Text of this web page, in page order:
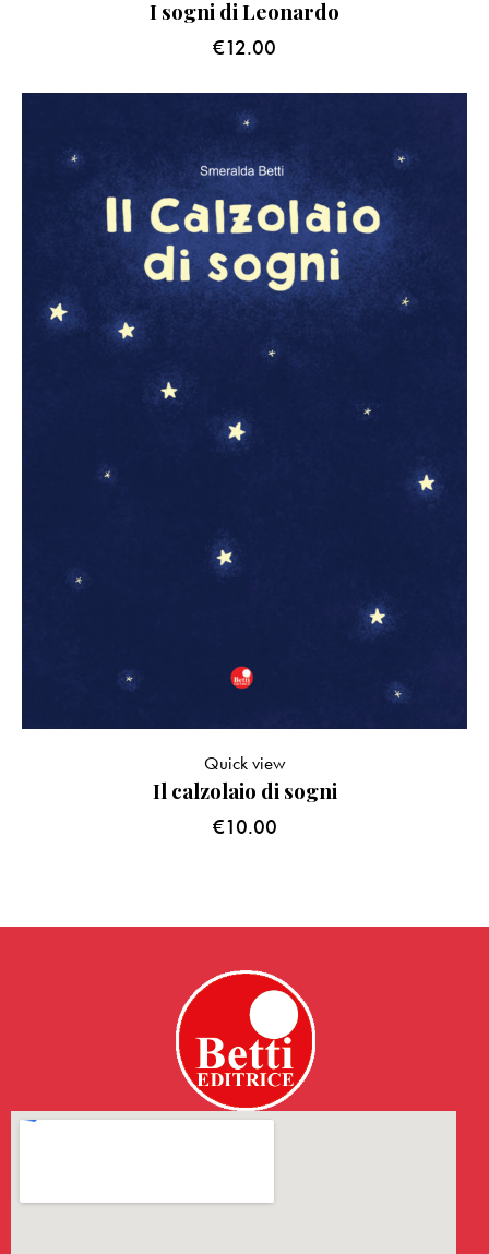
I sogni di Leonardo
€12.00
Il calzolaio di sogni
€10.00
Quick view